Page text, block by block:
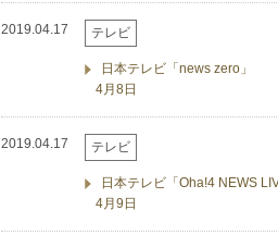
2019.04.17 テレビ
日本テレビ「news zero」
4月8日
2019.04.17 テレビ
日本テレビ「Oha!4 NEWS
4月9日